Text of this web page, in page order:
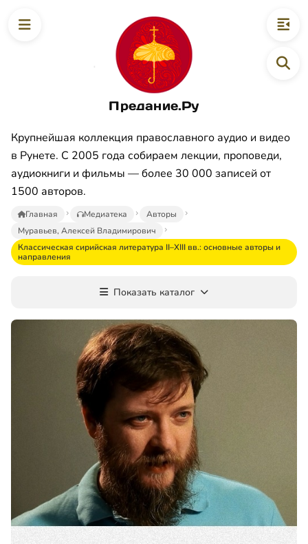
Предание.Ру
Крупнейшая коллекция православного аудио и видео
в Рунете. С 2005 года собираем лекции, проповеди,
аудиокниги и фильмы — более 30 000 записей от
1500 авторов.
Главная Медиатека
Авторы
Муравьев, Алексей Владимирович
Классическая сирийская литература II–XIII вв.: основные авторы и
направления
Показать каталог